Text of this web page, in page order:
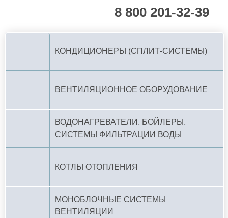
8 800 201-32-39
КОНДИЦИОНЕРЫ (СПЛИТ-СИСТЕМЫ)
ВЕНТИЛЯЦИОННОЕ ОБОРУДОВАНИЕ
ВОДОНАГРЕВАТЕЛИ, БОЙЛЕРЫ,
СИСТЕМЫ ФИЛЬТРАЦИИ ВОДЫ
КОТЛЫ ОТОПЛЕНИЯ
МОНОБЛОЧНЫЕ СИСТЕМЫ
ВЕНТИЛЯЦИИ